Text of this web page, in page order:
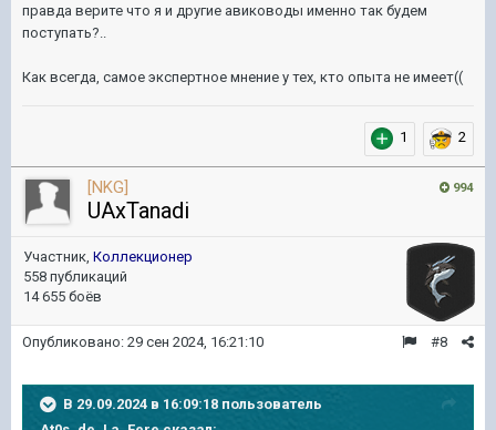
правда верите что я и другие авиководы именно так будем
поступать?..
Как всегда, самое экспертное мнение у тех, кто опыта не имеет((
1 2
994
[NKG]
UAxTanadi
Участник, Коллекционер
558 публикаций
14 655 боёв
#8
Опубликовано: 29 сен 2024, 16:21:10
В 29.09.2024 в 16:09:18 пользователь